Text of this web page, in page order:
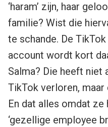
‘haram’ zijn, haar
familie? Wist die
te schande. De
account wordt kort
Salma? Die heeft niet
TikTok verloren,
En dat alles omdat
‘gezellige employee